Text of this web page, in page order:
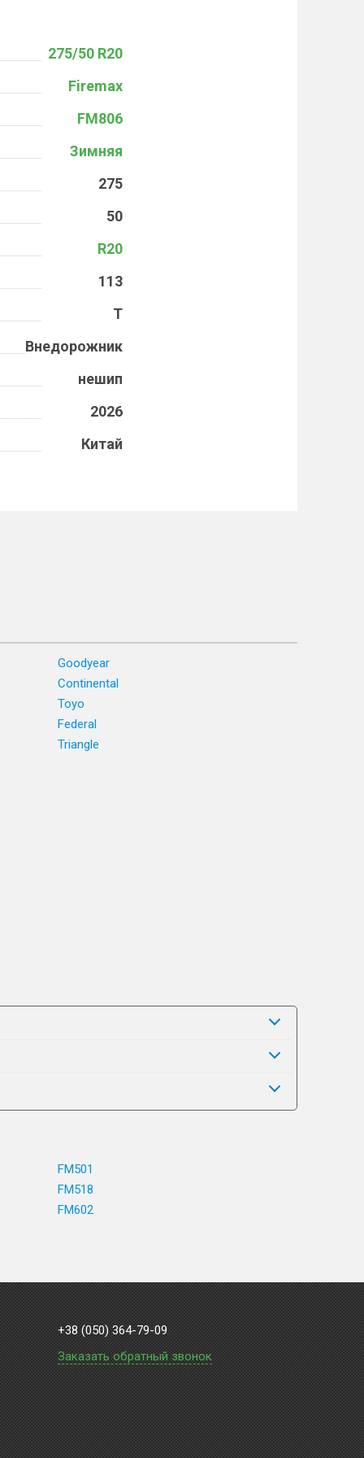
275/50 R20
Firemax
FM806
Зимняя
275
50
R20
113
T
Внедорожник
нешип
2026
Китай
Goodyear
Continental
Toyo
Federal
Triangle
FM501
FM518
FM602
+38 (050) 364-79-09
Заказать обратный звонок